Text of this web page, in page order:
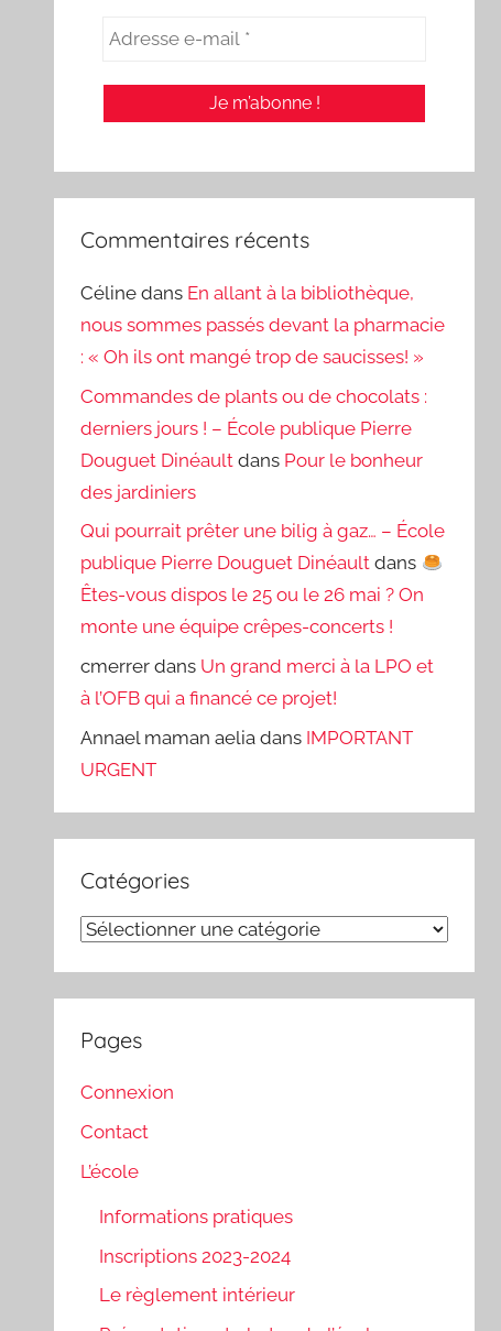
Commentaires récents
Céline dans En allant à la bibliothèque,
nous sommes passés devant la pharmacie
: « Oh ils ont mangé trop de saucisses! »
Commandes de plants ou de chocolats :
derniers jours ! – École publique Pierre
Douguet Dinéault dans Pour le bonheur
des jardiniers
Qui pourrait prêter une bilig à gaz… – École
publique Pierre Douguet Dinéault dans
Êtes-vous dispos le 25 ou le 26 mai ? On
monte une équipe crêpes-concerts !
cmerrer dans Un grand merci à la LPO et
à l’OFB qui a financé ce projet!
Annael maman aelia dans IMPORTANT
URGENT
Catégories
Catégories
Pages
Connexion
Contact
L’école
Informations pratiques
Inscriptions 2023-2024
Le règlement intérieur